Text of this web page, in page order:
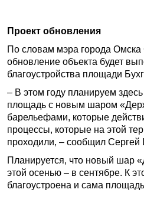
Проект обновления
По словам мэра города
обновление объекта будет
благоустройства площади
– В этом году планируем
площадь с новым шаром
барельефами, которые
процессы, которые на этой
проходили, – сообщил Сергей
Планируется, что новый шар
этой осенью – в сентябре. К
благоустроена и сама